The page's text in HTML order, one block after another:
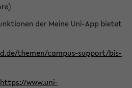
der Meine Uni-App bietet
themen/campus-support/bis-
https://www.uni-